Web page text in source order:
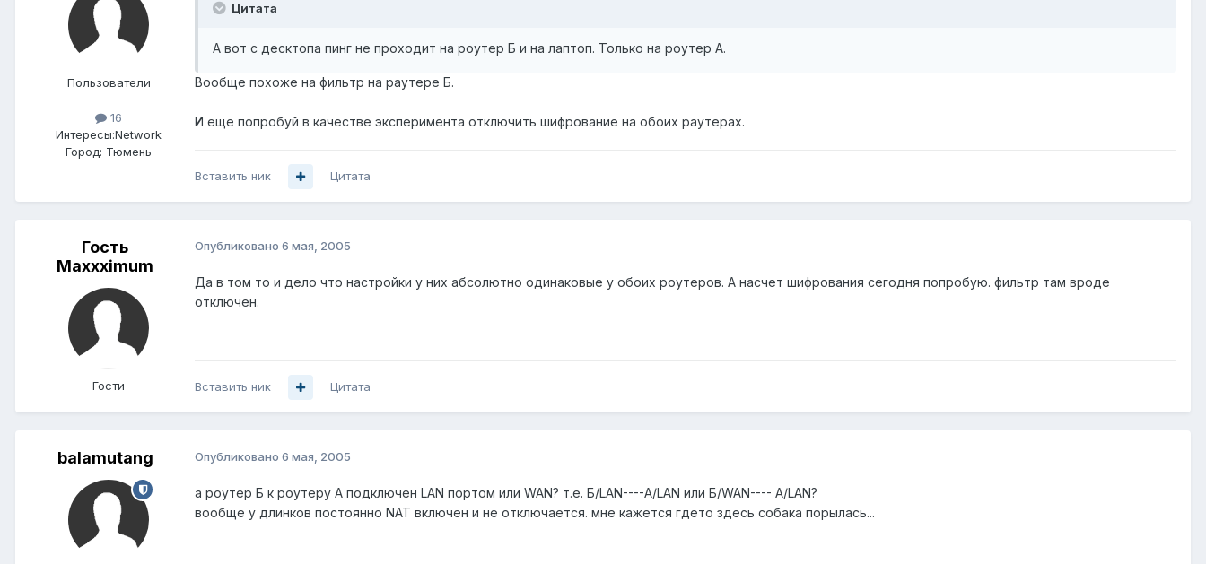
Пользователи
16
Интересы:Network
Город: Тюмень
Цитата
А вот с десктопа пинг не проходит на роутер Б и на лаптоп. Только на роутер А.
Вообще похоже на фильтр на раутере Б.
И еще попробуй в качестве эксперимента отключить шифрование на обоих раутерах.
Вставить ник Цитата
Гость
Maxxximum
Гости
Опубликовано 6 мая, 2005
Да в том то и дело что настройки у них абсолютно одинаковые у обоих роутеров. А насчет шифрования сегодня попробую. фильтр там вроде
отключен.
Вставить ник Цитата
balamutang Опубликовано 6 мая, 2005
а роутер Б к роутеру А подключен LAN портом или WAN? т.е. Б/LAN----А/LAN или Б/WAN---- А/LAN?
вообще у длинков постоянно NAT включен и не отключается. мне кажется гдето здесь собака порылась...